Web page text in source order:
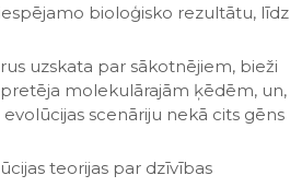
bioloģisko rezultātu, līdz
uzskata par sākotnējiem, bieži
molekulārajām ķēdēm, un,
scenāriju nekā cits gēns
teorijas par dzīvības